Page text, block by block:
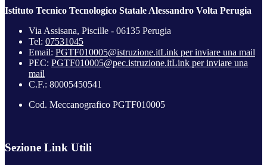
Istituto Tecnico Tecnologico Statale Alessandro Volta Perugia
Via Assisana, Piscille - 06135 Perugia
Tel: 07531045
Email: PGTF010005@istruzione.itLink per inviare una mail
PEC: PGTF010005@pec.istruzione.itLink per inviare una
mail
C.F.: 80005450541
Cod. Meccanografico PGTF010005
Sezione Link Utili